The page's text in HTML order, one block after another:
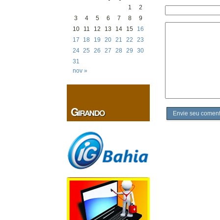
1
2
3
4 5 6 7 8
9
10
11 12 13 14 15
16
17
18 19 20 21 22
23
24 25 26 27 28 29
30
31
nov »
Envie seu